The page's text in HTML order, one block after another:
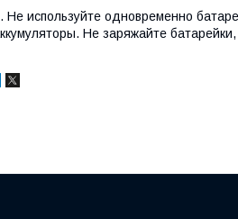
Не используйте одновременно
Не заряжайте